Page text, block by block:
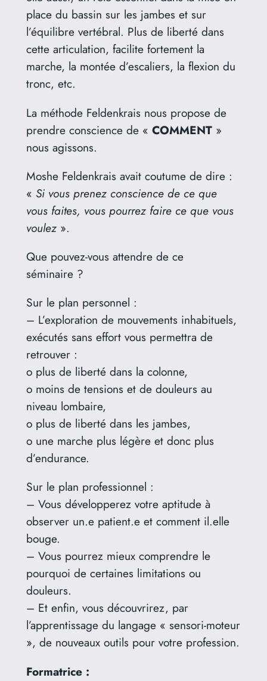
place du bassin sur les jambes et sur
l’équilibre vertébral. Plus de liberté dans
cette articulation, facilite fortement la
marche, la montée d’escaliers, la flexion du
tronc, etc.
La méthode Feldenkrais nous propose de
prendre conscience de « COMMENT»
nous agissons.
Moshe Feldenkrais avait coutume de dire :
« Si vous prenez conscience de ce que
vous faites, vous pourrez faire ce que vous
voulez».
Que pouvez-vous attendre de ce
séminaire ?
Sur le plan personnel :
– L’exploration de mouvements inhabituels,
exécutés sans effort vous permettra de
retrouver :
o plus de liberté dans la colonne,
o moins de tensions et de douleurs au
niveau lombaire,
o plus de liberté dans les jambes,
o une marche plus légère et donc plus
d’endurance.
Sur le plan professionnel :
– Vous développerez votre aptitude à
observer un.e patient.e et comment il.elle
bouge.
– Vous pourrez mieux comprendre le
pourquoi de certaines limitations ou
douleurs.
– Et enfin, vous découvrirez, par
l’apprentissage du langage « sensori-moteur
», de nouveaux outils pour votre profession.
Formatrice :